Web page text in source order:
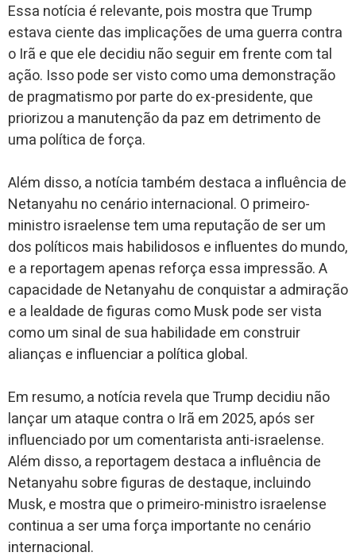
Essa notícia é relevante, pois mostra que Trump
estava ciente das implicações de uma guerra contra
o Irã e que ele decidiu não seguir em frente com tal
ação. Isso pode ser visto como uma demonstração
de pragmatismo por parte do ex-presidente, que
priorizou a manutenção da paz em detrimento de
uma política de força.
Além disso, a notícia também destaca a influência de
Netanyahu no cenário internacional. O primeiro-
ministro israelense tem uma reputação de ser um
dos políticos mais habilidosos e influentes do mundo,
e a reportagem apenas reforça essa impressão. A
capacidade de Netanyahu de conquistar a admiração
e a lealdade de figuras como Musk pode ser vista
como um sinal de sua habilidade em construir
alianças e influenciar a política global.
Em resumo, a notícia revela que Trump decidiu não
lançar um ataque contra o Irã em 2025, após ser
influenciado por um comentarista anti-israelense.
Além disso, a reportagem destaca a influência de
Netanyahu sobre figuras de destaque, incluindo
Musk, e mostra que o primeiro-ministro israelense
continua a ser uma força importante no cenário
internacional.